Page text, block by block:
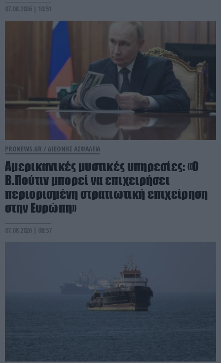
07.08.2026 | 10:51
PRONEWS.GR / ΔΙΕΘΝΗΣ ΑΣΦΑΛΕΙΑ
Αμερικανικές μυστικές υπηρεσίες: «Ο
Β.Πούτιν μπορεί να επιχειρήσει
περιορισμένη στρατιωτική επιχείρηση
στην Ευρώπη»
07.08.2026 | 08:57